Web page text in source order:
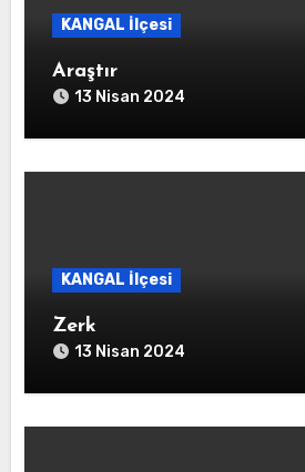
KANGAL İlçesi
Araştır
13 Nisan 2024
KANGAL İlçesi
Zerk
13 Nisan 2024